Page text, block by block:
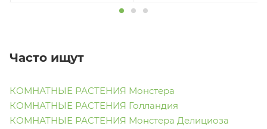
Часто ищут
КОМНАТНЫЕ РАСТЕНИЯ Монстера
КОМНАТНЫЕ РАСТЕНИЯ Голландия
КОМНАТНЫЕ РАСТЕНИЯ Монстера Делициоза